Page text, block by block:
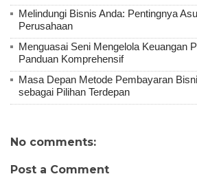
Melindungi Bisnis Anda: Pentingnya
Perusahaan
Menguasai Seni Mengelola Keuangan
Panduan Komprehensif
Masa Depan Metode Pembayaran
sebagai Pilihan Terdepan
No comments:
Post a Comment